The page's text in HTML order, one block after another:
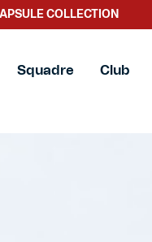
TACCHETTEE
Squadre Club